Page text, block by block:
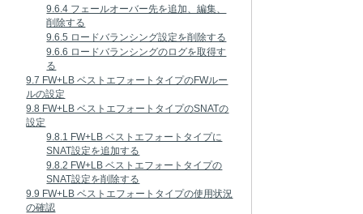
9.6.4 フェールオーバー先を追加、編集、
削除する
9.6.5 ロードバランシング設定を削除する
9.6.6 ロードバランシングのログを取得す
る
9.7 FW+LB ベストエフォートタイプのFWルー
ルの設定
9.8 FW+LB ベストエフォートタイプのSNATの
設定
9.8.1 FW+LB ベストエフォートタイプに
SNAT設定を追加する
9.8.2 FW+LB ベストエフォートタイプの
SNAT設定を削除する
9.9 FW+LB ベストエフォートタイプの使用状況
の確認